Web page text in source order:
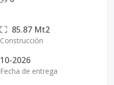
85.87 Mt2
Construcción
10-2026
Fecha de entrega